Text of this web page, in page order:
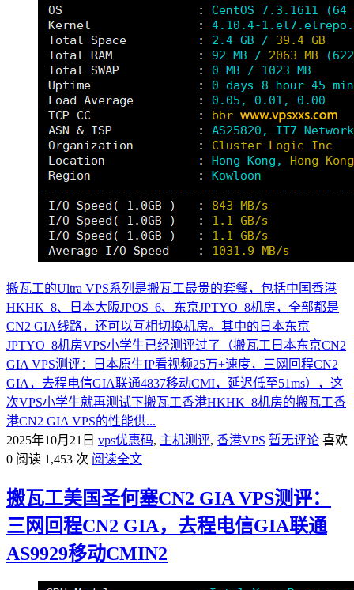
搬瓦工的Ultra VPS系列是搬瓦工最贵的套餐，包括中国香港
HKHK_8、日本大阪JPOS_6、东京JPTYO_8机房，全部都是
CN2 GIA线路，还可以互相切换机房。其中的日本东京
JPTYO_8机房VPS小学生已经测评过了（搬瓦工日本东京CN2
GIA VPS测评：日本原生IP看视频25万+速度，三网回程CN2
GIA，去程电信GIA联通4837移动CMI，延迟低至51ms），这
次VPS小学生就再测试下搬瓦工香港HKHK_8机房的搬瓦工香
港CN2 GIA VPS的性能供...
2025年10月21日 vps优惠码, 主机测评, 香港VPS 暂无评论 喜欢
0 阅读 1,453 次 阅读全文
搬瓦工美国圣何塞CN2 GIA VPS测评：
三网回程CN2 GIA，去程电信GIA联通
AS9929移动CMIN2